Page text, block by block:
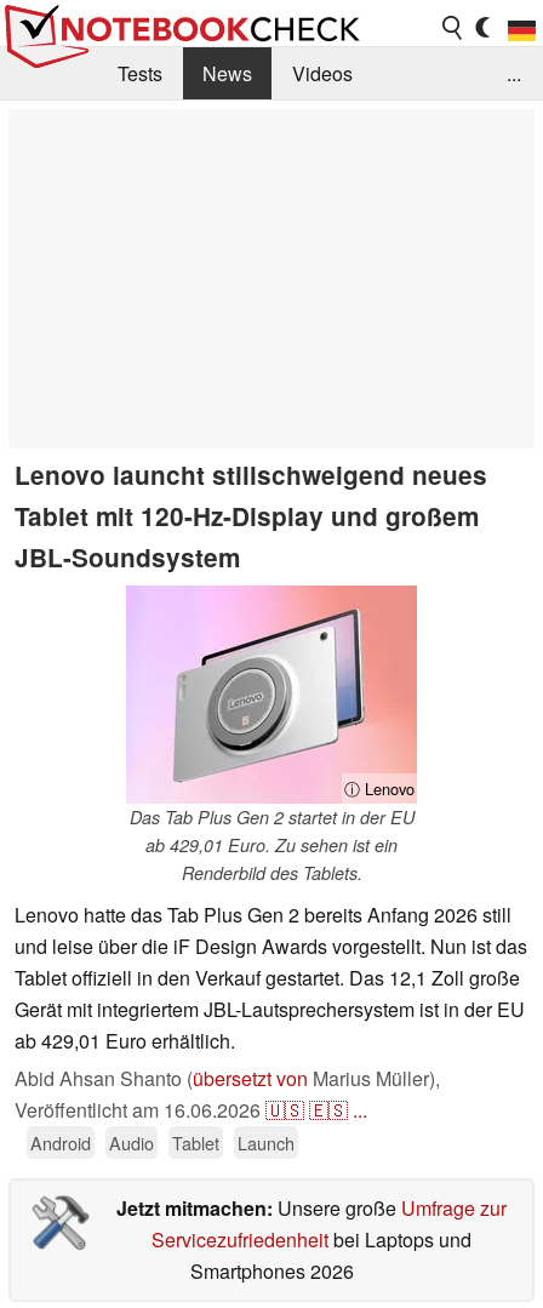
Tests News
Videos
...
Lenovo launcht stillschweigend neues
Tablet mit 120-Hz-Display und großem
JBL-Soundsystem
ⓘ Lenovo
Das Tab Plus Gen 2 startet in der EU
ab 429,01 Euro. Zu sehen ist ein
Renderbild des Tablets.
Lenovo hatte das Tab Plus Gen 2 bereits Anfang 2026 still
und leise über die iF Design Awards vorgestellt. Nun ist das
Tablet offiziell in den Verkauf gestartet. Das 12,1 Zoll große
Gerät mit integriertem JBL-Lautsprechersystem ist in der EU
ab 429,01 Euro erhältlich.
Abid Ahsan Shanto (übersetzt von Marius Müller),
Veröffentlicht am 16.06.2026🇺🇸🇪🇸 ...
Android Audio Tablet Launch
Jetzt mitmachen: Unsere große Umfrage zur
Servicezufriedenheitbei Laptops und
Smartphones 2026